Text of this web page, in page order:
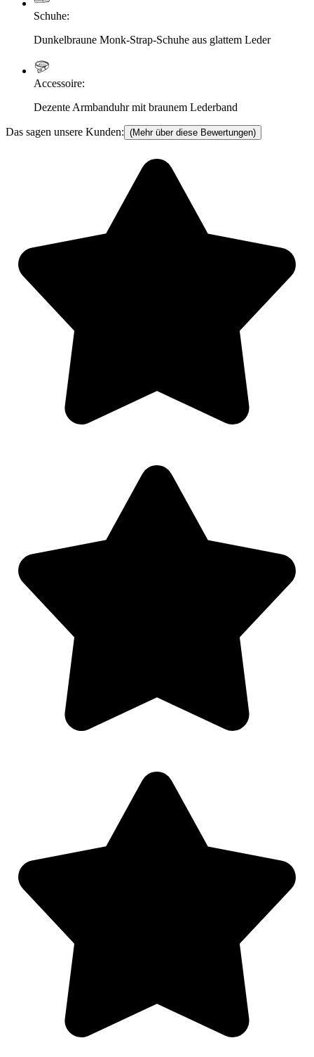
Schuhe:
Dunkelbraune Monk-Strap-Schuhe aus glattem Leder
Accessoire:
Dezente Armbanduhr mit braunem Lederband
Das sagen unsere Kunden: (Mehr über diese Bewertungen)